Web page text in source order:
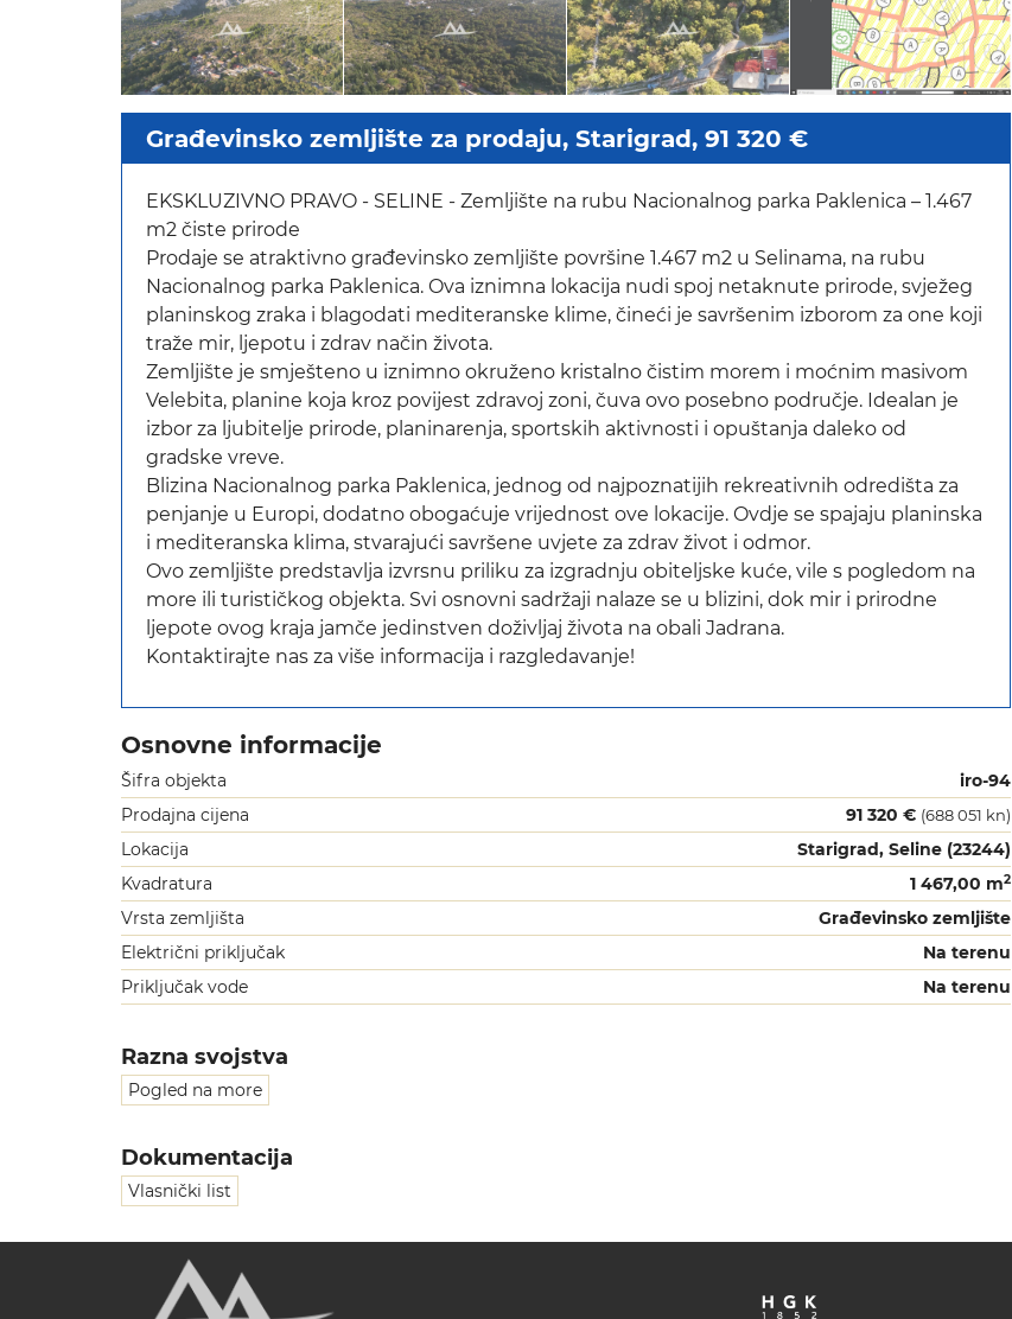
Građevinsko zemljište za prodaju, Starigrad, 91 320 €
EKSKLUZIVNO PRAVO - SELINE - Zemljište na rubu Nacionalnog parka Paklenica – 1.467
m2 čiste prirode
Prodaje se atraktivno građevinsko zemljište površine 1.467 m2 u Selinama, na rubu
Nacionalnog parka Paklenica. Ova iznimna lokacija nudi spoj netaknute prirode, svježeg
planinskog zraka i blagodati mediteranske klime, čineći je savršenim izborom za one koji
traže mir, ljepotu i zdrav način života.
Zemljište je smješteno u iznimno okruženo kristalno čistim morem i moćnim masivom
Velebita, planine koja kroz povijest zdravoj zoni, čuva ovo posebno područje. Idealan je
izbor za ljubitelje prirode, planinarenja, sportskih aktivnosti i opuštanja daleko od
gradske vreve.
Blizina Nacionalnog parka Paklenica, jednog od najpoznatijih rekreativnih odredišta za
penjanje u Europi, dodatno obogaćuje vrijednost ove lokacije. Ovdje se spajaju planinska
i mediteranska klima, stvarajući savršene uvjete za zdrav život i odmor.
Ovo zemljište predstavlja izvrsnu priliku za izgradnju obiteljske kuće, vile s pogledom na
more ili turističkog objekta. Svi osnovni sadržaji nalaze se u blizini, dok mir i prirodne
ljepote ovog kraja jamče jedinstven doživljaj života na obali Jadrana.
Kontaktirajte nas za više informacija i razgledavanje!
Osnovne informacije
Šifra objekta
iro-94
Prodajna cijena
91 320 € (688 051 kn)
Lokacija
Starigrad, Seline (23244)
Kvadratura
1 467,00 m2
Vrsta zemljišta
Građevinsko zemljište
Električni priključak
Na terenu
Priključak vode
Na terenu
Razna svojstva
Pogled na more
Dokumentacija
Vlasnički list